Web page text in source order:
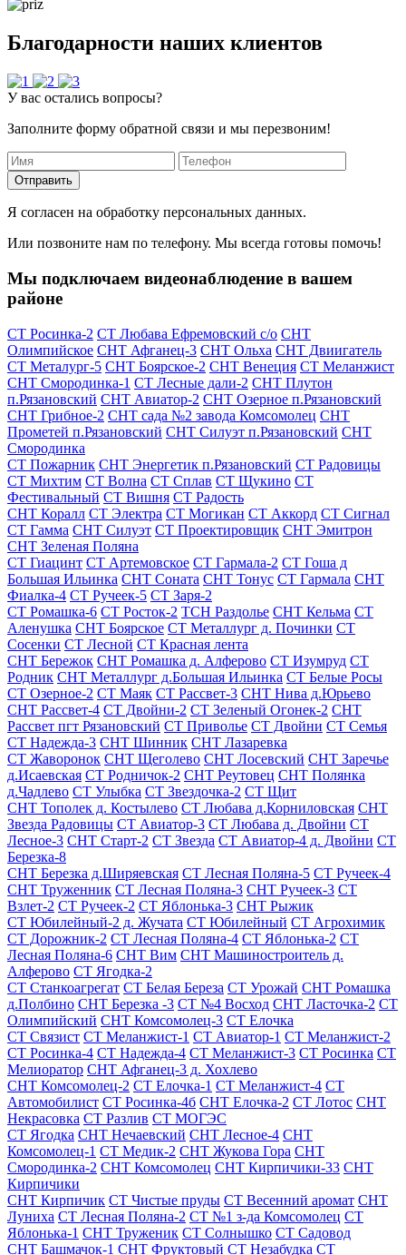
Благодарности наших клиентов
У вас остались вопросы?
Заполните форму обратной связи и мы перезвоним!
Отправить
Я согласен на обработку персональных данных.
Или позвоните нам по телефону. Мы всегда готовы помочь!
Мы подключаем видеонаблюдение в вашем
районе
СТ Росинка-2 СТ Любава Ефремовский с/о СНТ
Олимпийское СНТ Афганец-3 СНТ Ольха СНТ Двиигатель
СТ Металург-5 СНТ Боярское-2 СНТ Венеция СТ Меланжист
СНТ Смородинка-1 СТ Лесные дали-2 СНТ Плутон
п.Рязановский СНТ Авиатор-2 СНТ Озерное п.Рязановский
СНТ Грибное-2 СНТ сада №2 завода Комсомолец СНТ
Прометей п.Рязановский СНТ Силуэт п.Рязановский СНТ
Смородинка
СТ Пожарник СНТ Энергетик п.Рязановский СТ Радовицы
СТ Михтим СТ Волна СТ Сплав СТ Щукино СТ
Фестивальный СТ Вишня СТ Радость
СНТ Коралл СТ Электра СТ Могикан СТ Аккорд СТ Сигнал
СТ Гамма СНТ Силуэт СТ Проектировщик СНТ Эмитрон
СНТ Зеленая Поляна
СТ Гиацинт СТ Артемовское СТ Гармала-2 СТ Гоша д
Большая Ильинка СНТ Соната СНТ Тонус СТ Гармала СНТ
Фиалка-4 СТ Ручеек-5 СТ Заря-2
СТ Ромашка-6 СТ Росток-2 ТСН Раздолье СНТ Кельма СТ
Аленушка СНТ Боярское СТ Металлург д. Починки СТ
Сосенки СТ Лесной СТ Красная лента
СНТ Бережок СНТ Ромашка д. Алферово СТ Изумруд СТ
Родник СНТ Металлург д.Большая Ильинка СТ Белые Росы
СТ Озерное-2 СТ Маяк СТ Рассвет-3 СНТ Нива д.Юрьево
СНТ Рассвет-4 СТ Двойни-2 СТ Зеленый Огонек-2 СНТ
Рассвет пгт Рязановский СТ Приволье СТ Двойни СТ Семья
СТ Надежда-3 СНТ Шинник СНТ Лазаревка
СТ Жаворонок СНТ Щеголево СНТ Лосевский СНТ Заречье
д.Исаевская СТ Родничок-2 СНТ Реутовец СНТ Полянка
д.Чадлево СТ Улыбка СТ Звездочка-2 СТ Щит
СНТ Тополек д. Костылево СТ Любава д.Корниловская СНТ
Звезда Радовицы СТ Авиатор-3 СТ Любава д. Двойни СТ
Лесное-3 СНТ Старт-2 СТ Звезда СТ Авиатор-4 д. Двойни СТ
Березка-8
СНТ Березка д.Ширяевская СТ Лесная Поляна-5 СТ Ручеек-4
СНТ Труженник СТ Лесная Поляна-3 СНТ Ручеек-3 СТ
Взлет-2 СТ Ручеек-2 СТ Яблонька-3 СНТ Рыжик
СТ Юбилейный-2 д. Жучата СТ Юбилейный СТ Агрохимик
СТ Дорожник-2 СТ Лесная Поляна-4 СТ Яблонька-2 СТ
Лесная Поляна-6 СНТ Вим СНТ Машиностроитель д.
Алферово СТ Ягодка-2
СТ Станкоагрегат СТ Белая Береза СТ Урожай СНТ Ромашка
д.Полбино СНТ Березка -3 СТ №4 Восход СНТ Ласточка-2 СТ
Олимпийский СНТ Комсомолец-3 СТ Елочка
СТ Связист СТ Меланжист-1 СТ Авиатор-1 СТ Меланжист-2
СТ Росинка-4 СТ Надежда-4 СТ Меланжист-3 СТ Росинка СТ
Мелиоратор СНТ Афганец-3 д. Хохлево
СНТ Комсомолец-2 СТ Елочка-1 СТ Меланжист-4 СТ
Автомобилист СТ Росинка-4б СНТ Елочка-2 СТ Лотос СНТ
Некрасовка СТ Разлив СТ МОГЭС
СТ Ягодка СНТ Нечаевский СНТ Лесное-4 СНТ
Комсомолец-1 СТ Медик-2 СНТ Жукова Гора СНТ
Смородинка-2 СНТ Комсомолец СНТ Кирпичики-33 СНТ
Кирпичики
СНТ Кирпичик СТ Чистые пруды СТ Весенний аромат СНТ
Луниха СТ Лесная Поляна-2 СТ №1 з-да Комсомолец СТ
Яблонька-1 СНТ Труженик СТ Солнышко СТ Садовод
СНТ Башмачок-1 СНТ Фруктовый СТ Незабудка СТ